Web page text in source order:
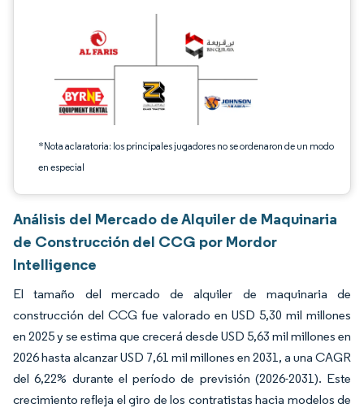
*Nota aclaratoria: los principales jugadores no se ordenaron de un modo
en especial
Análisis del Mercado de Alquiler de Maquinaria
de Construcción del CCG por Mordor
Intelligence
El tamaño del mercado de alquiler de maquinaria de
construcción del CCG fue valorado en USD 5,30 mil millones
en 2025 y se estima que crecerá desde USD 5,63 mil millones en
2026 hasta alcanzar USD 7,61 mil millones en 2031, a una CAGR
del 6,22% durante el período de previsión (2026-2031). Este
crecimiento refleja el giro de los contratistas hacia modelos de